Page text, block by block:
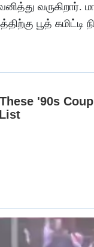
வருகிறார்.
பூத் கமிட்டி